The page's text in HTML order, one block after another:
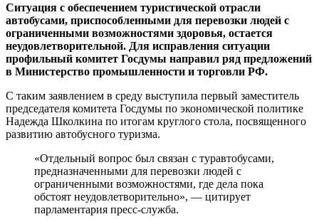
Ситуация с обеспечением туристической отрасли
автобусами, приспособленными для перевозки людей с
ограниченными возможностями здоровья, остается
неудовлетворительной. Для исправления ситуации
профильный комитет Госдумы направил ряд предложений
в Министерство промышленности и торговли РФ.
С таким заявлением в среду выступила первый заместитель
председателя комитета Госдумы по экономической политике
Надежда Школкина по итогам круглого стола, посвященного
развитию автобусного туризма.
«Отдельный вопрос был связан с туравтобусами,
предназначенными для перевозки людей с
ограниченными возможностями, где дела пока
обстоят неудовлетворительно», — цитирует
парламентария пресс-служба.